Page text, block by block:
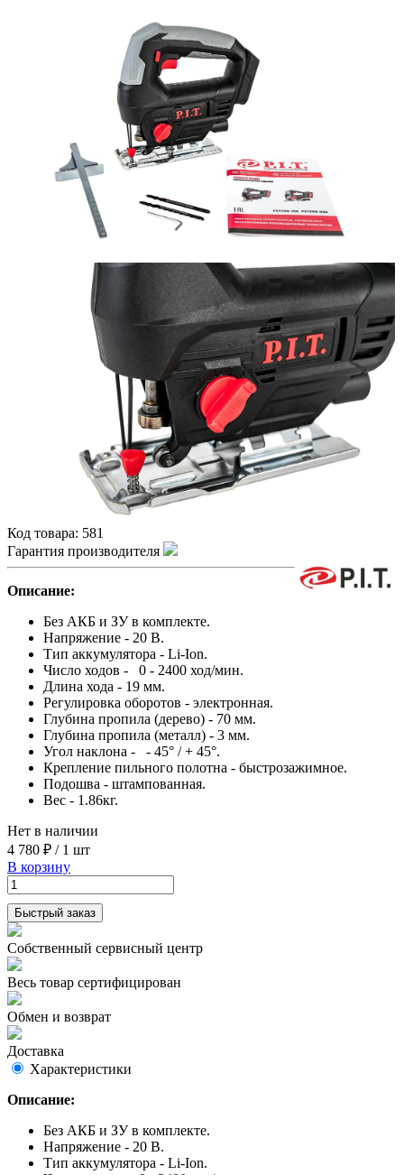
Код товара: 581
Гарантия производителя
Описание:
Без АКБ и ЗУ в комплекте.
Напряжение - 20 В.
Тип аккумулятора - Li-Ion.
Число ходов - 0 - 2400 ход/мин.
Длина хода - 19 мм.
Регулировка оборотов - электронная.
Глубина пропила (дерево) - 70 мм.
Глубина пропила (металл) - 3 мм.
Угол наклона - - 45° / + 45°.
Крепление пильного полотна - быстрозажимное.
Подошва - штампованная.
Вес - 1.86кг.
Нет в наличии
4 780 ₽ / 1 шт
В корзину
Быстрый заказ
Собственный сервисный центр
Весь товар сертифицирован
Обмен и возврат
Доставка
Характеристики
Описание:
Без АКБ и ЗУ в комплекте.
Напряжение - 20 В.
Тип аккумулятора - Li-Ion.